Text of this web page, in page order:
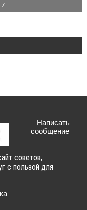
советов,
с пользой для
Написать
сообщение